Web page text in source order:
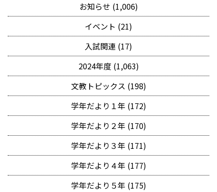
お知らせ (1,006)
イベント (21)
入試関連 (17)
2024年度 (1,063)
文教トピックス (198)
学年だより１年 (172)
学年だより２年 (170)
学年だより３年 (171)
学年だより４年 (177)
学年だより５年 (175)